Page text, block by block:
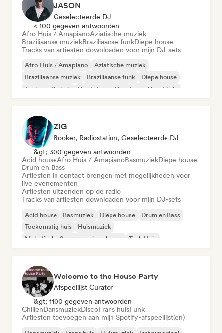
JASON
Geselecteerde DJ
< 100 gegeven antwoorden
Afro Huis / AmapianoAziatische muziek
Braziliaanse muziekBraziliaanse funkDiepe house
Tracks van artiesten downloaden voor mijn DJ-sets
Afro Huis / Amapiano
Aziatische muziek
Braziliaanse muziek
Braziliaanse funk
Diepe house
Toekomstig huis
Hard dance / hardcore / hardstyle
ZIG
Booker, Radiostation, Geselecteerde DJ
&gt; 300 gegeven antwoorden
Acid houseAfro Huis / AmapianoBasmuziekDiepe house
Drum en Bass
Artiesten in contact brengen met mogelijkheden voor
live evenementen
Artiesten uitzenden op de radio
Tracks van artiesten downloaden voor mijn DJ-sets
Acid house Basmuziek Diepe house
Drum en Bass
Toekomstig huis
Huismuziek
Melodische & progressieve house
Tech Huis
Welcome to the House Party
Afspeellijst Curator
&gt; 1100 gegeven antwoorden
ChillenDansmuziekDiscoFrans huisFunk
Artiesten toevoegen aan mijn Spotify-afspeellijst(en)